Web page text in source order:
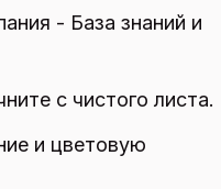
- База знаний и
с чистого листа.
и цветовую